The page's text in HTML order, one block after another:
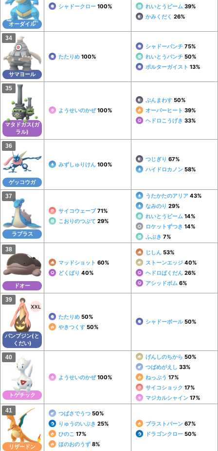
オーダイル
シャドークロー 100%
れいとうビーム 39%
かみくだく 26%
サマヨール
たたりめ 100%
シャドーパンチ 75%
れいとうパンチ 50%
ポルターガイスト 13%
マタドガス(ガ
ラル)
ようせいのかぜ 100%
ぶんまわす 50%
オーバーヒート 39%
ヘドロこうげき 33%
ゲッコウガ
みずしゅりけん 100%
つじぎり 67%
ハイドロカノン 58%
ラプラス
サイコウェーブ 71%
こおりのつぶて 29%
うたかたのアリア 43%
なみのり 29%
れいとうビーム 14%
ロケットずつき 14%
ふぶき 7%
ドオー
マッドショット 60%
どくばり 40%
じしん 53%
ストーンエッジ 40%
ヘドロばくだん 26%
アシッドボム 6%
パンプジン(と
くだい)
たたりめ 50%
やきつくす 50%
シャドーボール 50%
トゲチック
ようせいのかぜ 100%
げんしのちから 50%
つばめがえし 33%
ねっぷう 17%
サイコショック 17%
マジカルシャイン 17%
リザードン
つばさでうつ 50%
りゅうのいぶき 25%
ひのこ 17%
ほのおのうず 8%
ブラストバーン 67%
ドラゴンクロー 50%